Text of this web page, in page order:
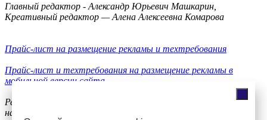
Главный редактор - Александр Юрьевич Машкарин,
Креативный редактор — Алена Алексеевна Комарова
Прайс-лист на размещение рекламы и техтребования
Прайс-лист и техтребования на размещение рекламы в
мобильной версии сайта
Реклама
на сайте